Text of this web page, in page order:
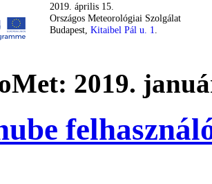
2019. április 15.
Országos Meteorológiai Szolgálat
Budapest, Kitaibel Pál u. 1.
2019.